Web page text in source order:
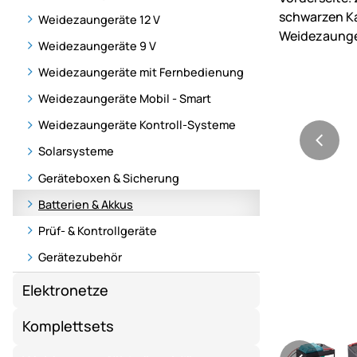
Weidezaungeräte 12 V
Weidezaungeräte 9 V
Weidezaungeräte mit Fernbedienung
Weidezaungeräte Mobil - Smart
Weidezaungeräte Kontroll-Systeme
Solarsysteme
Geräteboxen & Sicherung
Batterien & Akkus
Prüf- & Kontrollgeräte
Gerätezubehör
Elektronetze
Komplettsets